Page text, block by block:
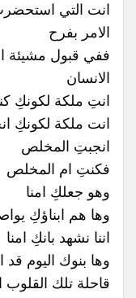
انت التي
الامر بفرح
ففي قبول مشيئة
الانسان
انتِ ملكة لكونكِ
انت ملكة لكونكِ
انجبتِ المخلص
فكنتِ ام المخلص
وهو جعلكِ امنا
وها هم ابناؤكِ
اننا نشهد بانكِ امنا
وها بنوك اليوم قد
قاحلة تلك القلوب